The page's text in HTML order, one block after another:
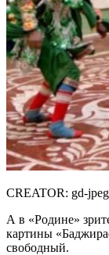
CREATOR: gd-
А в «Родине»
картины
свободный.